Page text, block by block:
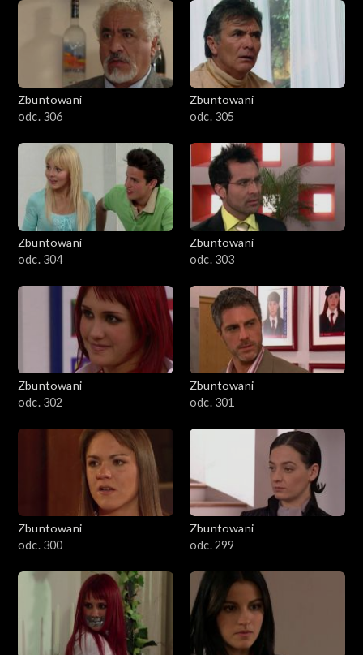
Zbuntowani
odc. 306
Zbuntowani
odc. 305
Zbuntowani
odc. 304
Zbuntowani
odc. 303
Zbuntowani
odc. 302
Zbuntowani
odc. 301
Zbuntowani
odc. 300
Zbuntowani
odc. 299